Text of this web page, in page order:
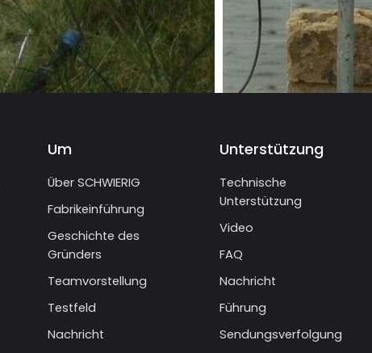
Um
Über SCHWIERIG
Fabrikeinführung
Geschichte des
Gründers
Teamvorstellung
Testfeld
Nachricht
Unterstützung
Technische
Unterstützung
Video
FAQ
Nachricht
Führung
Sendungsverfolgung